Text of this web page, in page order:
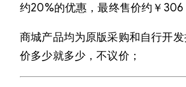
约20%的优惠，最终售价约￥306
商城产品均为原版采购和自行开
价多少就多少，不议价；